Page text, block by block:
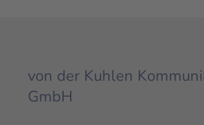
von der Kuhlen
GmbH